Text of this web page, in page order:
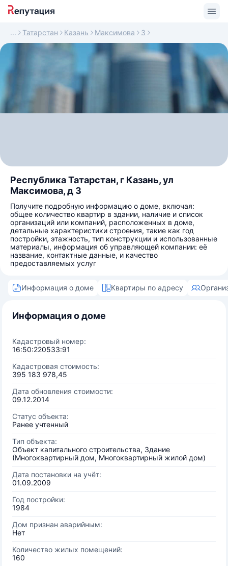
Татарстан Казань Максимова 3
Республика Татарстан, г Казань, ул
Максимова, д 3
Получите подробную информацию о доме, включая:
общее количество квартир в здании, наличие и список
организаций или компаний, расположенных в доме,
детальные характеристики строения, такие как год
постройки, этажность, тип конструкции и использованные
материалы, информация об управляющей компании: её
название, контактные данные, и качество
предоставляемых услуг
Информация о доме Квартиры по адресу
Информация о доме
Кадастровый номер:
16:50:220533:91
Кадастровая стоимость:
395 183 978,45
Дата обновления стоимости:
09.12.2014
Статус объекта:
Ранее учтенный
Тип объекта:
Объект капитального строительства, Здание
(Многоквартирный дом, Многоквартирный жилой дом)
Дата постановки на учёт:
01.09.2009
Год постройки:
1984
Дом признан аварийным:
Нет
Количество жилых помещений:
160